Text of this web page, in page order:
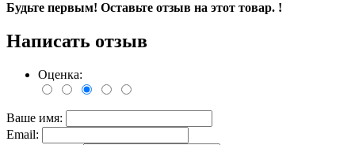
Будьте первым! Оставьте отзыв на этот товар. !
Написать отзыв
Оценка:
Ваше имя:
Email: